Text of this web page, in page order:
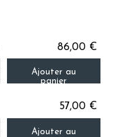
86,00 €
Ajouter au
panier
57,00 €
Ajouter au